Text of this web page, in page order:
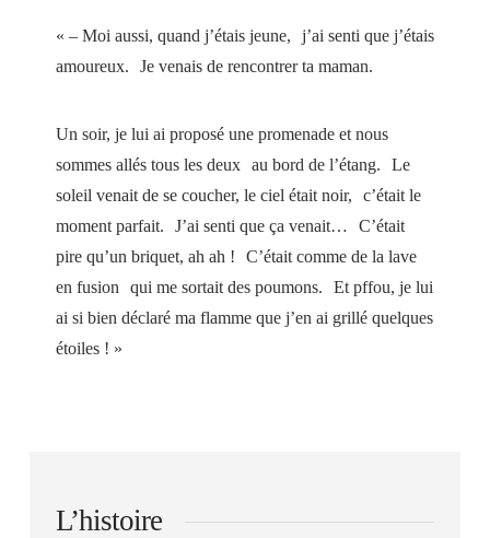
« – Moi aussi, quand j’étais jeune, j’ai senti que j’étais
amoureux. Je venais de rencontrer ta maman.
Un soir, je lui ai proposé une promenade et nous
sommes allés tous les deux au bord de l’étang. Le
soleil venait de se coucher, le ciel était noir, c’était le
moment parfait. J’ai senti que ça venait… C’était
pire qu’un briquet, ah ah ! C’était comme de la lave
en fusion qui me sortait des poumons. Et pffou, je lui
ai si bien déclaré ma flamme que j’en ai grillé quelques
étoiles ! »
L’histoire